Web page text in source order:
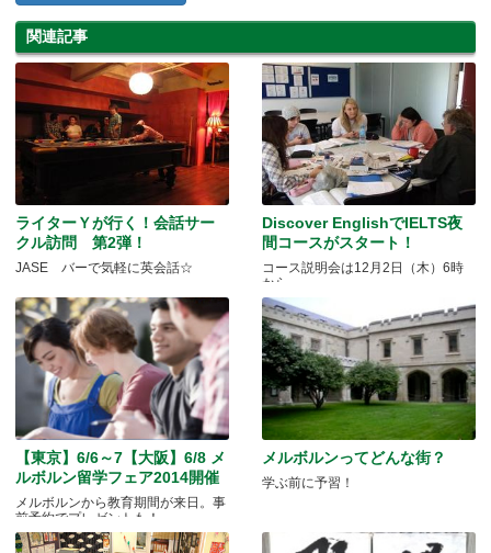
関連記事
ライターＹが行く！会話サー
クル訪問 第2弾！
JASE バーで気軽に英会話☆
Discover EnglishでIELTS夜
間コースがスタート！
コース説明会は12月2日（木）6時
から
【東京】6/6～7【大阪】6/8 メ
ルボルン留学フェア2014開催
メルボルンから教育期間が来日。事
前予約でプレゼントも！
メルボルンってどんな街？
学ぶ前に予習！